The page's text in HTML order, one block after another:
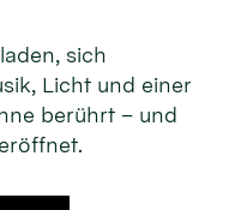
sich
Licht und einer
berührt – und